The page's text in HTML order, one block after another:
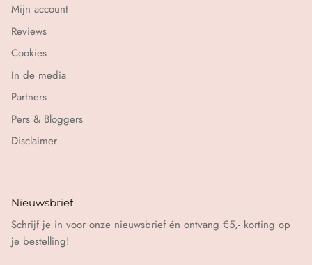
Mijn account
Reviews
Cookies
In de media
Partners
Pers & Bloggers
Disclaimer
Nieuwsbrief
Schrijf je in voor onze nieuwsbrief én ontvang €5,- korting op
je bestelling!